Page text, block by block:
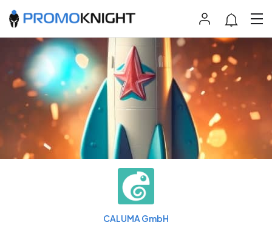
CALUMA GmbH